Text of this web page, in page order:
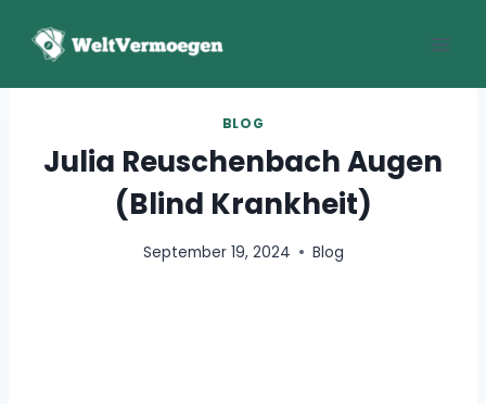
Inhalt
BLOG
Julia Reuschenbach Augen
(Blind Krankheit)
September 19, 2024 Blog